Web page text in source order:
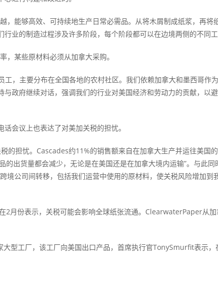
能够高效、可持续地生产日常必需品。从将木屑制成纸浆，再将
业的制造过程涉及许多阶段，每个阶段都可以在边境两侧的不同工
某些原材料必须从加拿大采购。
，主要分布在全国各地的农村社区。我们依赖加拿大和墨西哥作
政府继续对话，强调我们的行业对美国经济和劳动力的贡献，以
会议上也表达了对美加关税的担忧。
担忧。Cascades约11%的销售额来自在加拿大生产并运往美国
的出货量都会减少，无论是在美国还是在加拿大境内运输”。与此
境公司间转移，包括我们运营中使用的原材料，使关税风险增加到
份表示，关税可能会影响全球纸张流通。ClearwaterPaper从加
工厂，该工厂向美国出口产品，首席执行官TonySmurfit表示，